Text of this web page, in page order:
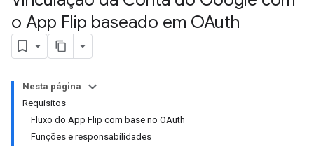
o App Flip baseado em OAuth
Nesta página
Requisitos
Fluxo do App Flip com base no OAuth
Funções e responsabilidades